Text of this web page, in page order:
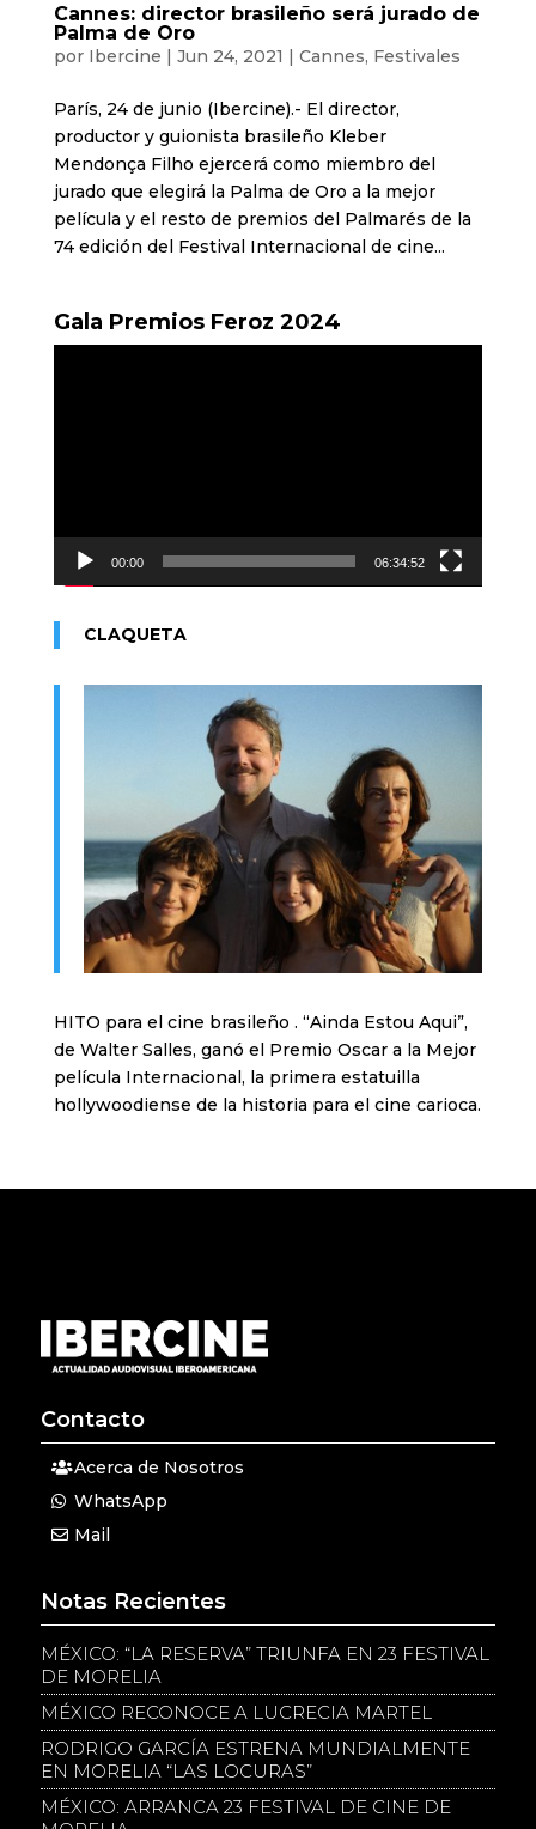
Cannes: director brasileño será jurado de
Palma de Oro
por Ibercine | Jun 24, 2021 | Cannes, Festivales
París, 24 de junio (Ibercine).- El director,
productor y guionista brasileño Kleber
Mendonça Filho ejercerá como miembro del
jurado que elegirá la Palma de Oro a la mejor
película y el resto de premios del Palmarés de la
74 edición del Festival Internacional de cine...
Gala Premios Feroz 2024
00:00 06:34:52
CLAQUETA
HITO para el cine brasileño . “Ainda Estou Aqui”,
de Walter Salles, ganó el Premio Oscar a la Mejor
película Internacional, la primera estatuilla
hollywoodiense de la historia para el cine carioca.
Contacto
Acerca de Nosotros
WhatsApp
Mail
Notas Recientes
MÉXICO: “LA RESERVA” TRIUNFA EN 23 FESTIVAL
DE MORELIA
MÉXICO RECONOCE A LUCRECIA MARTEL
RODRIGO GARCÍA ESTRENA MUNDIALMENTE
EN MORELIA “LAS LOCURAS”
MÉXICO: ARRANCA 23 FESTIVAL DE CINE DE